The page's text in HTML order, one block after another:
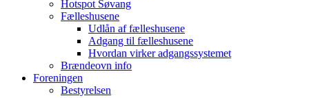
Hotspot Søvang
Fælleshusene
Udlån af fælleshusene
Adgang til fælleshusene
Hvordan virker adgangssystemet
Brændeovn info
Foreningen
Bestyrelsen